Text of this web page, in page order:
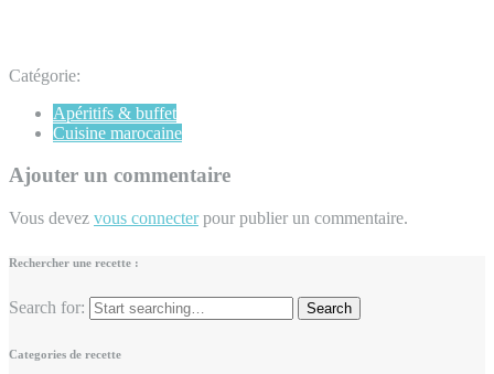
Catégorie:
Apéritifs & buffet
Cuisine marocaine
Ajouter un commentaire
Vous devez vous connecterpour publier un commentaire.
Rechercher une recette :
Search for:
Categories de recette